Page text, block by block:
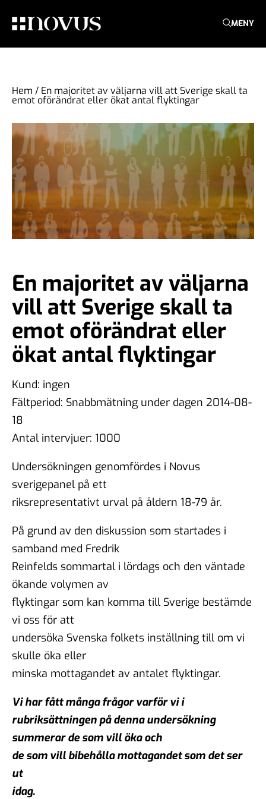
MENY
Hem / En majoritet av väljarna vill att Sverige skall ta
emot oförändrat eller ökat antal flyktingar
En majoritet av väljarna
vill att Sverige skall ta
emot oförändrat eller
ökat antal flyktingar
Kund: ingen
Fältperiod: Snabbmätning under dagen 2014-08-
18
Antal intervjuer: 1000
Undersökningen genomfördes i Novus
sverigepanel på ett
riksrepresentativt urval på åldern 18-79 år.
På grund av den diskussion som startades i
samband med Fredrik
Reinfelds sommartal i lördags och den väntade
ökande volymen av
flyktingar som kan komma till Sverige bestämde
vi oss för att
undersöka Svenska folkets inställning till om vi
skulle öka eller
minska mottagandet av antalet flyktingar.
Vi har fått många frågor varför vi i
rubriksättningen på denna undersökning
summerar de som vill öka och
de som vill bibehålla mottagandet som det ser
ut
idag.